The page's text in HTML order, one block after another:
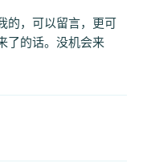
的，可以留言，更可
了的话。没机会来